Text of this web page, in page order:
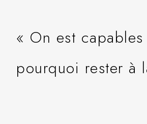
« On est
pourquoi rester à